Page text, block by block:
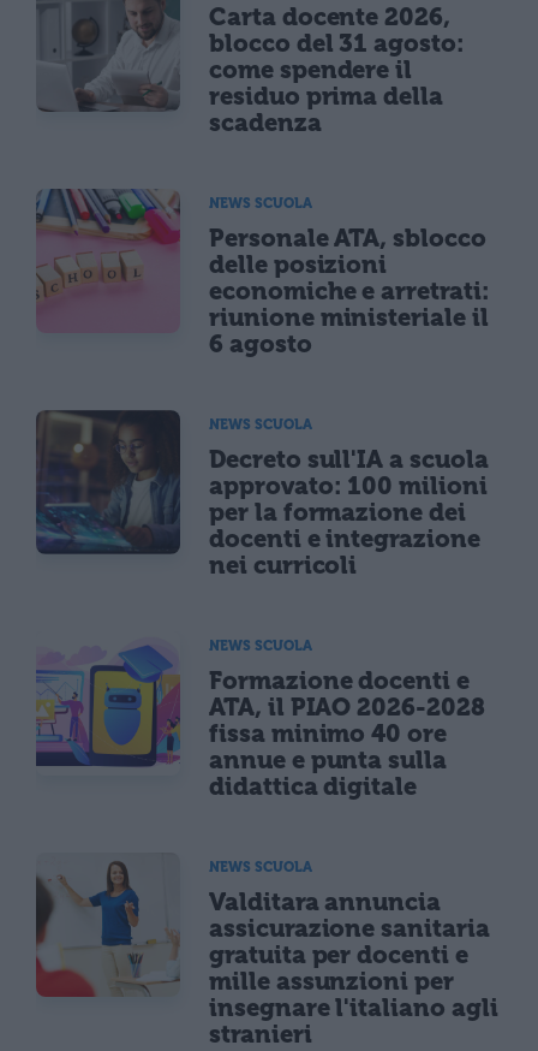
Carta docente 2026,
blocco del 31 agosto:
come spendere il
residuo prima della
scadenza
NEWS SCUOLA
Personale ATA, sblocco
delle posizioni
economiche e arretrati:
riunione ministeriale il
6 agosto
NEWS SCUOLA
Decreto sull'IA a scuola
approvato: 100 milioni
per la formazione dei
docenti e integrazione
nei curricoli
NEWS SCUOLA
Formazione docenti e
ATA, il PIAO 2026-2028
fissa minimo 40 ore
annue e punta sulla
didattica digitale
NEWS SCUOLA
Valditara annuncia
assicurazione sanitaria
gratuita per docenti e
mille assunzioni per
insegnare l'italiano agli
stranieri